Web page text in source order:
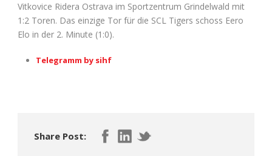
Vitkovice Ridera Ostrava im Sportzentrum Grindelwald mit
1:2 Toren. Das einzige Tor für die SCL Tigers schoss Eero
Elo in der 2. Minute (1:0).
Telegramm by sihf
Share Post: